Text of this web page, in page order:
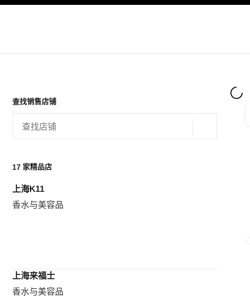
查找销售店铺
17 家精品店
查看筛选条件
上海K11
香水与美容品
上海来福士
香水与美容品